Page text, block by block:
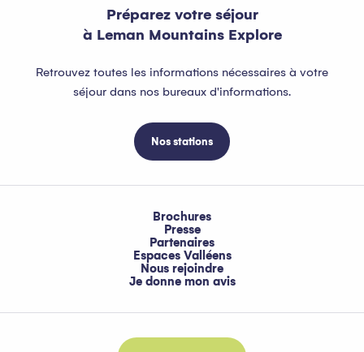
Préparez votre séjour
à Leman Mountains Explore
Retrouvez toutes les informations nécessaires à votre
séjour dans nos bureaux d'informations.
Nos stations
Brochures
Presse
Partenaires
Espaces Valléens
Nous rejoindre
Je donne mon avis